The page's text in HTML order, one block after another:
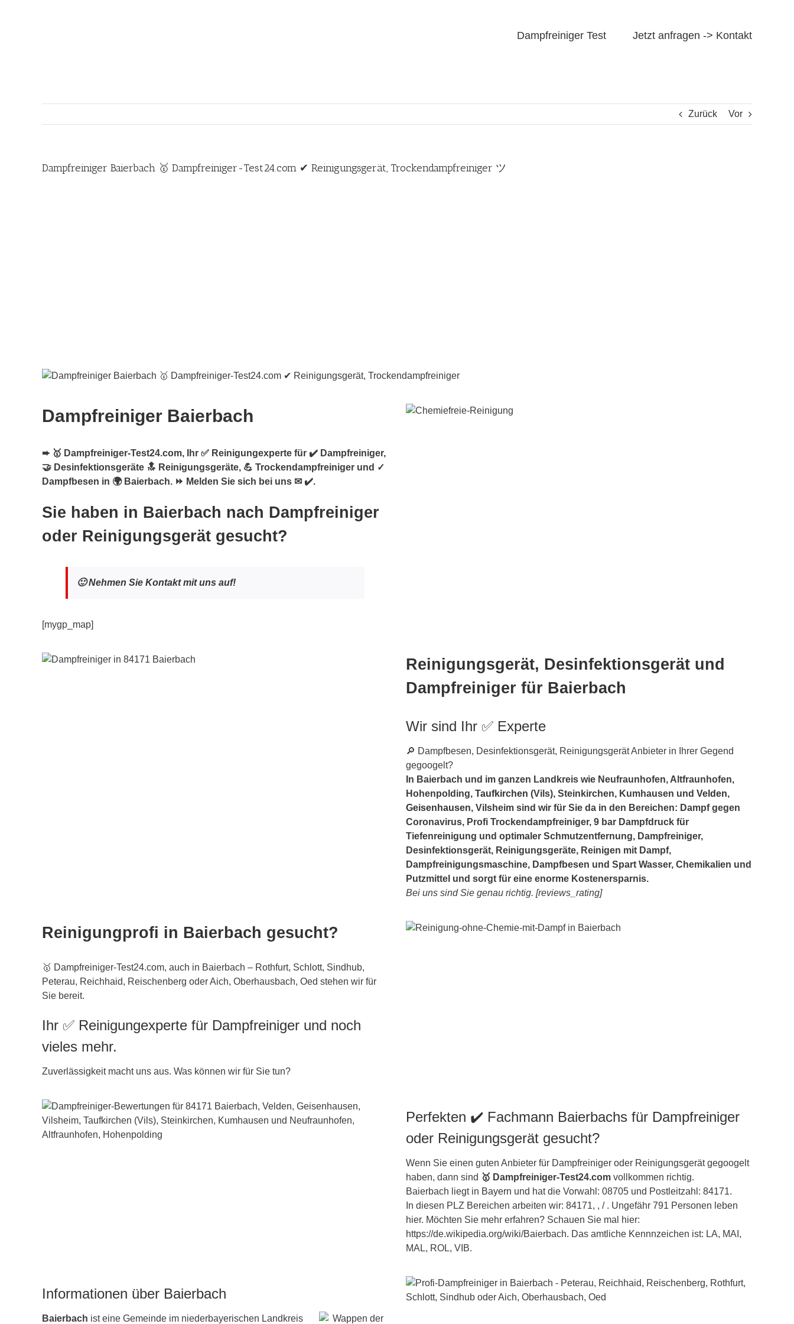
Dampfreiniger Test Jetzt anfragen -> Kontakt
Zurück Vor
Dampfreiniger Baierbach 🥇 Dampfreiniger-Test24.com ✔ Reinigungsgerät, Trockendampfreiniger ツ
Dampfreiniger Baierbach
➨ 🥇 Dampfreiniger-Test24.com, Ihr ✅ Reinigungexperte für ✔️ Dampfreiniger,
🤝 Desinfektionsgeräte 🔝 Reinigungsgeräte, 💪 Trockendampfreiniger und ✓
Dampfbesen in 🌍 Baierbach. ⏩ Melden Sie sich bei uns ✉ ✔️.
Sie haben in Baierbach nach Dampfreiniger
oder Reinigungsgerät gesucht?
🙂 Nehmen Sie Kontakt mit uns auf!
[mygp_map]
Reinigungsgerät, Desinfektionsgerät und
Dampfreiniger für Baierbach
Wir sind Ihr ✅ Experte
🔎 Dampfbesen, Desinfektionsgerät, Reinigungsgerät Anbieter in Ihrer Gegend
gegoogelt?
In Baierbach und im ganzen Landkreis wie Neufraunhofen, Altfraunhofen,
Hohenpolding, Taufkirchen (Vils), Steinkirchen, Kumhausen und Velden,
Geisenhausen, Vilsheim sind wir für Sie da in den Bereichen: Dampf gegen
Coronavirus, Profi Trockendampfreiniger, 9 bar Dampfdruck für
Tiefenreinigung und optimaler Schmutzentfernung, Dampfreiniger,
Desinfektionsgerät, Reinigungsgeräte, Reinigen mit Dampf,
Dampfreinigungsmaschine, Dampfbesen und Spart Wasser, Chemikalien und
Putzmittel und sorgt für eine enorme Kostenersparnis.
Bei uns sind Sie genau richtig. [reviews_rating]
Reinigungprofi in Baierbach gesucht?
🥇 Dampfreiniger-Test24.com, auch in Baierbach – Rothfurt, Schlott, Sindhub,
Peterau, Reichhaid, Reischenberg oder Aich, Oberhausbach, Oed stehen wir für
Sie bereit.
Ihr ✅ Reinigungexperte für Dampfreiniger und noch
vieles mehr.
Zuverlässigkeit macht uns aus. Was können wir für Sie tun?
Perfekten ✔️ Fachmann Baierbachs für Dampfreiniger
oder Reinigungsgerät gesucht?
Wenn Sie einen guten Anbieter für Dampfreiniger oder Reinigungsgerät gegoogelt
haben, dann sind 🥇 Dampfreiniger-Test24.com vollkommen richtig.
Baierbach liegt in Bayern und hat die Vorwahl: 08705 und Postleitzahl: 84171.
In diesen PLZ Bereichen arbeiten wir: 84171, , / . Ungefähr 791 Personen leben
hier. Möchten Sie mehr erfahren? Schauen Sie mal hier:
https://de.wikipedia.org/wiki/Baierbach. Das amtliche Kennnzeichen ist: LA, MAI,
MAL, ROL, VIB.
Informationen über Baierbach
Baierbach ist eine Gemeinde im niederbayerischen Landkreis